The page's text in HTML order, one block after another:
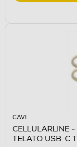
CAVI
CELLULARLINE
TELATO USB-C